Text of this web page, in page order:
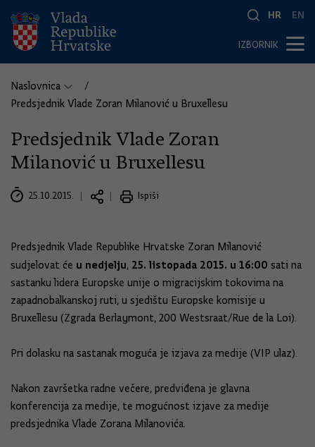
HR EN
IZBORNIK
Naslovnica
Predsjednik Vlade Zoran Milanović u Bruxellesu
Predsjednik Vlade Zoran
Milanović u Bruxellesu
25.10.2015. Ispiši
Predsjednik Vlade Republike Hrvatske Zoran Milanović
sudjelovat će u nedjelju, 25. listopada 2015. u 16:00 sati na
sastanku lidera Europske unije o migracijskim tokovima na
zapadnobalkanskoj ruti, u sjedištu Europske komisije u
Bruxellesu (Zgrada Berlaymont, 200 Westsraat/Rue de la Loi).
Pri dolasku na sastanak moguća je izjava za medije (VIP ulaz).
Nakon završetka radne večere, predviđena je glavna
konferencija za medije, te mogućnost izjave za medije
predsjednika Vlade Zorana Milanovića.